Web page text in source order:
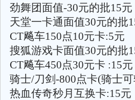
劲舞团面值-30元的批15元
天堂一卡通面值30元的批
CT飚车150点10元卡:5元
搜狐游戏卡面值30元的批
CT飚车450点30元卡 :15元
骑士/刀剑-800点卡(骑士
热血传奇秒月互换卡:15元